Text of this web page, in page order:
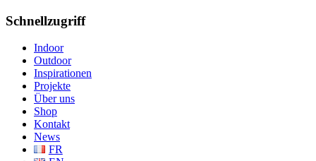
Schnellzugriff
Indoor
Outdoor
Inspirationen
Projekte
Über uns
Shop
Kontakt
News
FR